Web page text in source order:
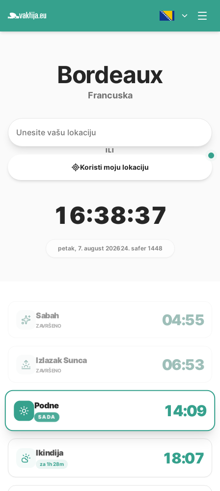
Bordeaux
Francuska
ILI
Koristi moju lokaciju
16:38:37
petak, 7. august 202624. safer 1448
Sabah
ZAVRŠENO 04:55
Izlazak Sunca
ZAVRŠENO 06:53
Podne
SADA 14:09
Ikindija
za 1h 28m 18:07